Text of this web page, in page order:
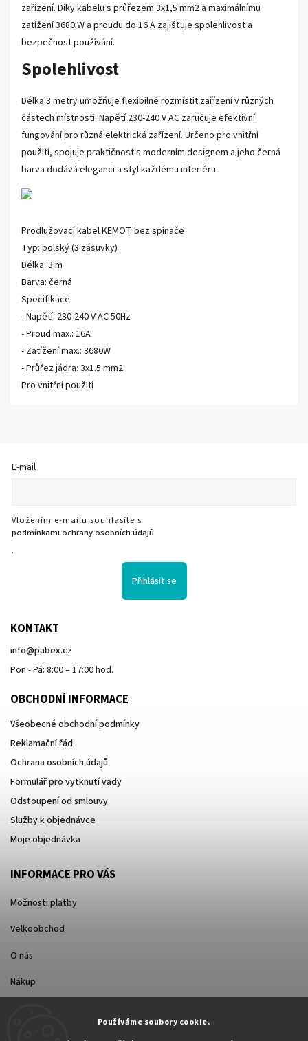
Používáme soubory cookie.
zařízení. Díky kabelu s průřezem 3x1,5 mm2 a maximálnímu
zatížení 3680 W a proudu do 16 A zajišťuje spolehlivost a
bezpečnost používání.
Spolehlivost
Délka 3 metry umožňuje flexibilně rozmístit zařízení v různých
částech místnosti. Napětí 230-240 V AC zaručuje efektivní
fungování pro různá elektrická zařízení. Určeno pro vnitřní
použití, spojuje praktičnost s moderním designem a jeho černá
barva dodává eleganci a styl každému interiéru.
Prodlužovací kabel KEMOT bez spínače
Typ: polský (3 zásuvky)
Délka: 3 m
Barva: černá
Specifikace:
- Napětí: 230-240 V AC 50Hz
- Proud max.: 16A
- Zatížení max.: 3680W
- Průřez jádra: 3x1.5 mm2
Pro vnitřní použití
E-mail
Vložením e-mailu souhlasíte s
podmínkami ochrany osobních údajů
.
Přihlásit se
KONTAKT
info@pabex.cz
Pon - Pá: 8:00 – 17:00 hod.
OBCHODNÍ INFORMACE
Všeobecné obchodní podmínky
Reklamační řád
Ochrana osobních údajů
Formulář pro vytknutí vady
Odstoupení od smlouvy
Služby k objednávce
Moje objednávka
INFORMACE PRO VÁS
Možnosti platby
Velkoobchod
O nás
Nákup